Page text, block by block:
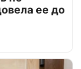
ее до